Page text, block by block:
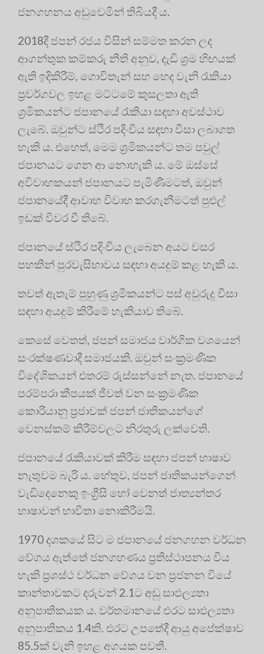
ජනගහනය අඩුවෙමින් තිබියදී ය.
2018දී ජපන් රජය විසින් සම්මත කරන ලද
ආගන්තුක කම්කරු නීති අනුව, දැඩි ශ්‍රම හිඟයක්
ඇති ඉදිකිරීම්, ගොවිතැන් සහ හෙද වැනි රැකියා
ප්‍රවර්ගවල ඉහළ මට්ටමේ කුසලතා ඇති
ශ්‍රමිකයන්ට ජපානයේ රැකියා සඳහා අවස්ථාව
ලැබේ. ඔවුන්ට ස්ථිර පදිංචිය සඳහා වීසා ලබාගත
හැකි ය. එහෙත්, මෙම ශ්‍රමිකයන්ට තම පවුල්
ජපානයට ගෙන ආ නොහැකි ය. මේ ඔස්සේ
අවිවාහකයන් ජපානයට පැමිණීමටත්, ඔවුන්
ජපානයේදී ආවාහ විවාහ කරගැනීමටත් පුළුල්
ඉඩක් විවර වී තිබේ.
ජපානයේ ස්ථිර පදිංචිය ලැබෙන අයට වසර
පහකින් පුරවැසිභාවය සඳහා අයදුම් කළ හැකි ය.
තවත් ඇතැම් පුහුණු ශ්‍රමිකයන්ට පස් අවුරුදු වීසා
සඳහා අයදුම් කිරීමේ හැකියාව තිබේ.
කෙසේ වෙතත්, ජපන් සමාජය වාර්ගික වශයෙන්
සංරක්ෂණවාදී සමාජයකි. ඔවුන් සංක්‍රමණික
විදේශිකයන් එතරම් රුස්සන්නේ නැත. ජපානයේ
පරම්පරා කීපයක් ජීවත් වන සංක්‍රමණික
කොරියානු ප්‍රජාවක් ජපන් ජාතිකයන්ගේ
වෙනස්කම් කිරීම්වලට නිරතුරු ලක්වෙති.
ජපානයේ රැකියාවක් කිරීම සඳහා ජපන් භාෂාව
නැතුවම බැරි ය. හේතුව, ජපන් ජාතිකයන්ගෙන්
වැඩිදෙනෙකු ඉංග්‍රීසි හෝ වෙනත් ජාත්‍යන්තර
භාෂාවන් භාවිතා නොකිරීමයි.
1970 දශකයේ සිට ම ජපානයේ ජනගහන වර්ධන
වේගය ඇත්තේ ජනගහණය ප්‍රතිස්ථාපනය විය
හැකි ප්‍රශස්ථ වර්ධන වේගය වන ප්‍රජනන වියේ
කාන්තාවකට දරුවන් 2.1ට අඩු සාඵල්‍යතා
අනුපාතිකයක ය. වර්තමානයේ එරට සාඵල්‍යතා
අනුපාතිකය 1.4කි. එරට උපතේදී ආයු අපේක්ෂාව
85.5ක් වැනි ඉහළ අගයක පවතී.